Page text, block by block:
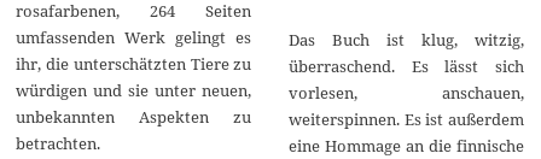
rosafarbenen, 264 Seiten
umfassenden Werk gelingt es
ihr, die unterschätzten Tiere zu
würdigen und sie unter neuen,
unbekannten Aspekten zu
betrachten.
Das Buch ist klug, witzig,
überraschend. Es lässt sich
vorlesen, anschauen,
weiterspinnen. Es ist außerdem
eine Hommage an die finnische